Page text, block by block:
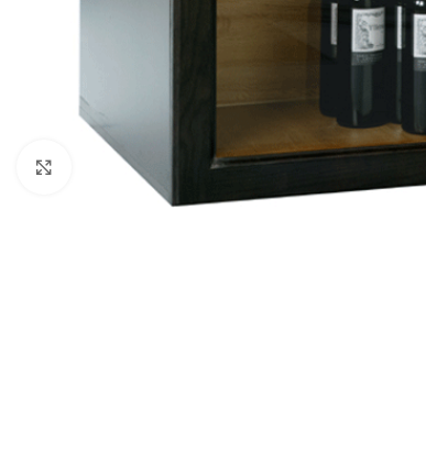
Clic para ampliar